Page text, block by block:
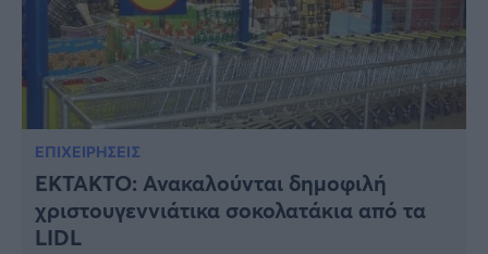
ΕΠΙΧΕΙΡΗΣΕΙΣ
ΕΚΤΑΚTO: Ανακαλούνται δημοφιλή
χριστουγεννιάτικα σοκολατάκια από τα
LIDL